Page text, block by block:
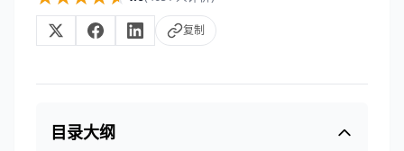
复制
目录大纲